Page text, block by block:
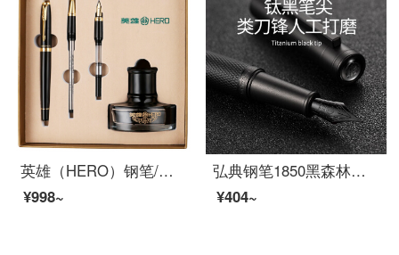
英雄（HERO）钢笔/签字笔 7056商务礼品墨水套装 钢笔宝珠笔美工笔三合一礼盒办公礼品 黑色
¥998~
弘典钢笔1850黑森林练字学生用复古商务男女成人用笔弯头美工礼盒装礼物送礼书写书法墨水笔 免费刻字 黑森林（墨水礼盒） EF尖钢笔/0.38mm
¥404~